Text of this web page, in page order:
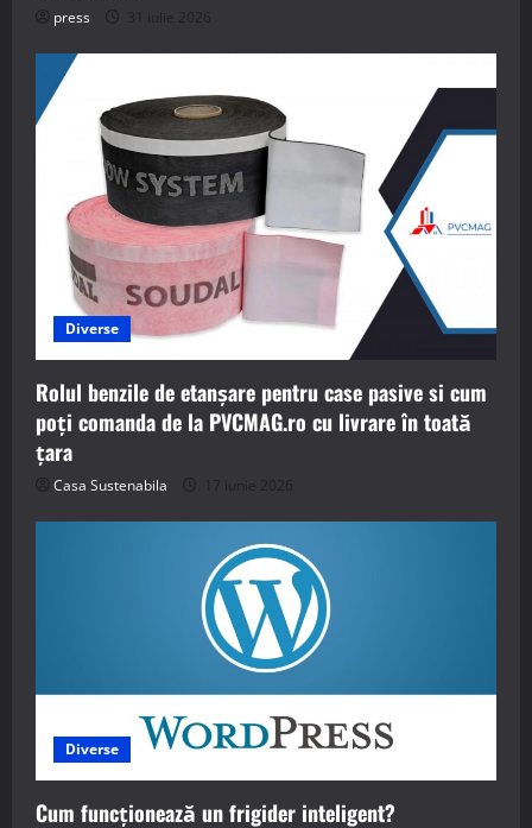
press 31 iulie 2026
Diverse
Rolul benzile de etanșare pentru case pasive si cum
poți comanda de la PVCMAG.ro cu livrare în toată
țara
Casa Sustenabila 17 iunie 2026
Diverse
Cum funcționează un frigider inteligent?